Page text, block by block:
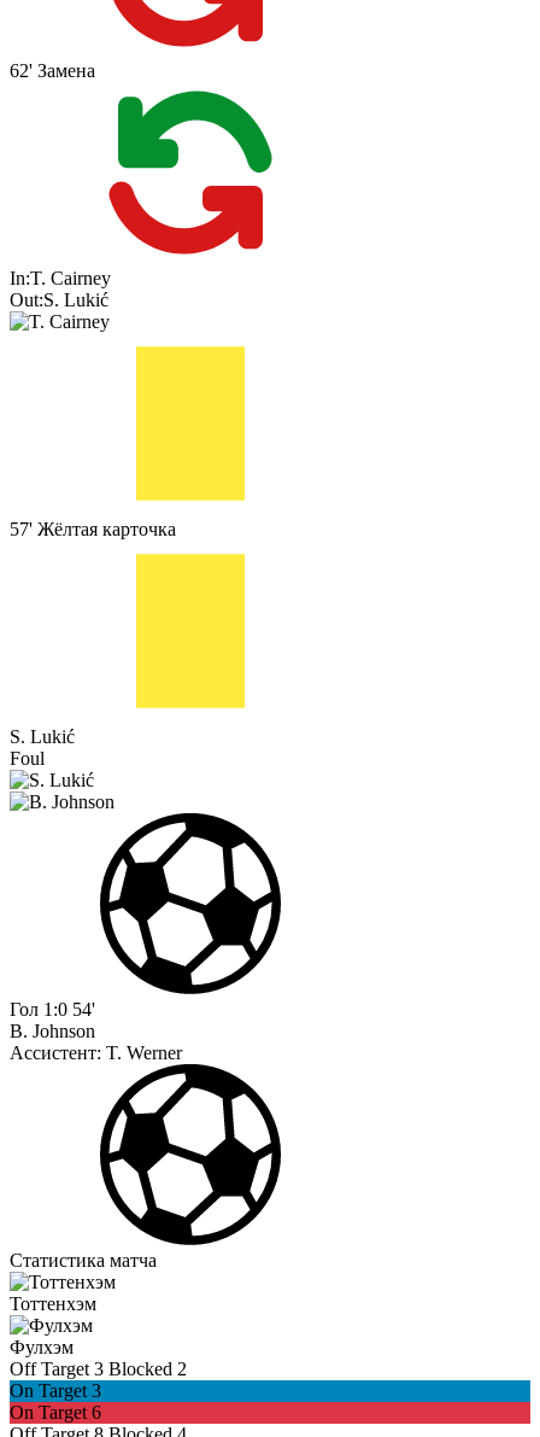
62' Замена
In:T. Cairney
Out:S. Lukić
57' Жёлтая карточка
S. Lukić
Foul
Гол 1:0 54'
B. Johnson
Ассистент: T. Werner
Статистика матча
Тоттенхэм
Фулхэм
Off Target 3 Blocked 2
On Target 3
On Target 6